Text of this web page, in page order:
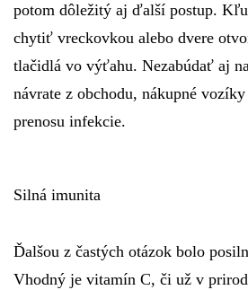
potom dôležitý aj ďalší postup.
chytiť vreckovkou alebo dvere
tlačidlá vo výťahu. Nezabúdať aj
návrate z obchodu, nákupné
prenosu infekcie.
Silná imunita
Ďalšou z častých otázok bolo
Vhodný je vitamín C, či už v